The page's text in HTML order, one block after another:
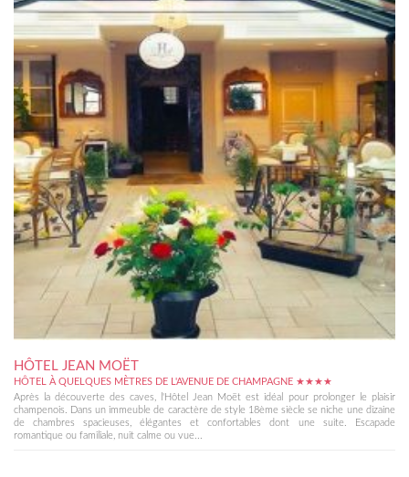
HÔTEL JEAN MOËT
HÔTEL À QUELQUES MÈTRES DE L'AVENUE DE CHAMPAGNE ★★★★
Après la découverte des caves, l'Hôtel Jean Moët est idéal pour prolonger le plaisir
champenois. Dans un immeuble de caractère de style 18ème siècle se niche une dizaine
de chambres spacieuses, élégantes et confortables dont une suite. Escapade
romantique ou familiale, nuit calme ou vue...